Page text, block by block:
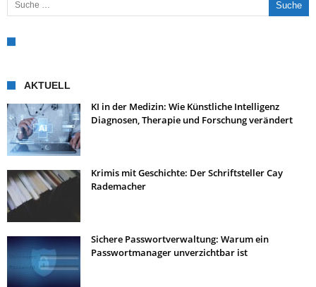
AKTUELL
KI in der Medizin: Wie Künstliche Intelligenz
Diagnosen, Therapie und Forschung verändert
Krimis mit Geschichte: Der Schriftsteller Cay
Rademacher
Sichere Passwortverwaltung: Warum ein
Passwortmanager unverzichtbar ist